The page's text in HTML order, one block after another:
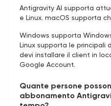
Antigravity AI supporta
e Linux. macOS supporta
Windows supporta
Linux supporta le principali
devi installare il client in
Google Account.
Quante persone
abbonamento